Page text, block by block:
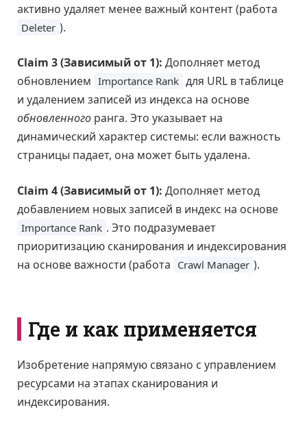
активно удаляет менее важный контент (работа
Deleter ).
Claim 3 (Зависимый от 1): Дополняет метод
обновлением Importance Rank для URL в таблице
и удалением записей из индекса на основе
обновленного ранга. Это указывает на
динамический характер системы: если важность
страницы падает, она может быть удалена.
Claim 4 (Зависимый от 1): Дополняет метод
добавлением новых записей в индекс на основе
Importance Rank . Это подразумевает
приоритизацию сканирования и индексирования
на основе важности (работа Crawl Manager ).
Где и как применяется
Изобретение напрямую связано с управлением
ресурсами на этапах сканирования и
индексирования.